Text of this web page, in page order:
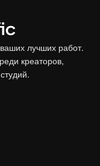
лучших работ.
креаторов,